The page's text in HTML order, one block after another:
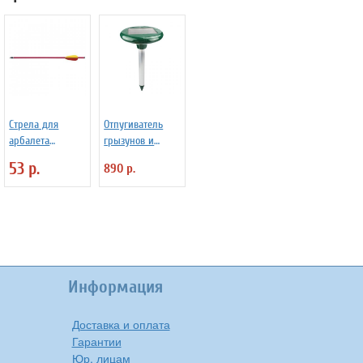
Стрела для
арбалета
AL14
53 р.
Отпугиватель
грызунов и
солнечной
батарее
890 р.
Информация
Доставка и оплата
Гарантии
Юр. лицам